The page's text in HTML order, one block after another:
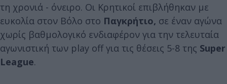
τη χρονιά - όνειρο. Οι Κρητικοί επιβλήθηκαν με
ευκολία στον Βόλο στο Παγκρήτιο, σε έναν αγώνα
χωρίς βαθμολογικό ενδιαφέρον για την τελευταία
αγωνιστική των play off για τις θέσεις 5-8 της Super
League.